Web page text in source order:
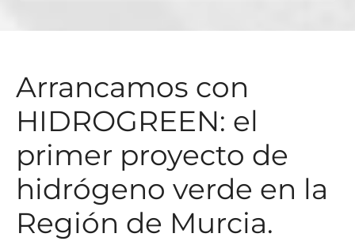
Arrancamos con
HIDROGREEN: el
primer proyecto de
hidrógeno verde en la
Región de Murcia.